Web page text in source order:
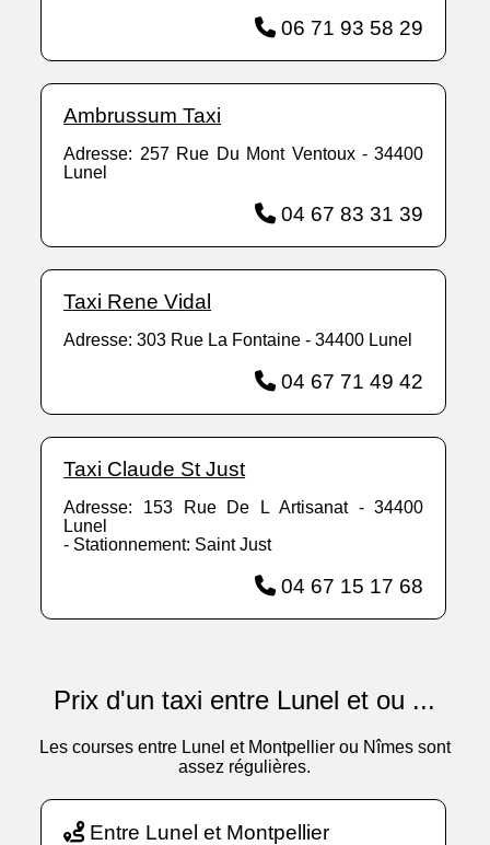
06 71 93 58 29
Ambrussum Taxi
Adresse: 257 Rue Du Mont Ventoux - 34400
Lunel
04 67 83 31 39
Taxi Rene Vidal
Adresse: 303 Rue La Fontaine - 34400 Lunel
04 67 71 49 42
Taxi Claude St Just
Adresse: 153 Rue De L Artisanat - 34400
Lunel
- Stationnement: Saint Just
04 67 15 17 68
Prix d'un taxi entre Lunel et ou ...
Les courses entre Lunel et Montpellier ou Nîmes sont
assez régulières.
Entre Lunel et Montpellier